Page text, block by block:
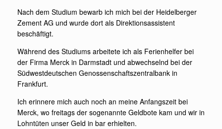
Nach dem Studium bewarb ich mich bei der Heidelberger
Zement AG und wurde dort als Direktionsassistent
beschäftigt.
Während des Studiums arbeitete ich als Ferienhelfer bei
der Firma Merck in Darmstadt und abwechselnd bei der
Südwestdeutschen Genossenschaftszentralbank in
Frankfurt.
Ich erinnere mich auch noch an meine Anfangszeit bei
Merck, wo freitags der sogenannte Geldbote kam und wir in
Lohntüten unser Geld in bar erhielten.